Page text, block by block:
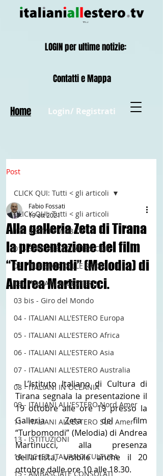
Login/ Registrati
Contatti e Mappa
Home
LOGIN per ultime notizie:
Post
CLICK QUI: Tutti < gli articoli
12 - IESTV.TV WEB TV
01 - SPECIALE COMITES CGIE
02 - TURISMO DELLE RADICI
03 - ITALIANI ALL'ESTERO
03 bis - Giro del Mondo
04 - ITALIANI ALL'ESTERO Europa
05 - ITALIANI ALL'ESTERO Africa
06 - ITALIANI ALL'ESTERO Asia
07 - ITALIANI ALL'ESTERO Australia
08 - ITALIANI IN OCEANIA
09 - ITALIANI ALL'ESTERO Nord Amer
11 - ITALIANI ALL'ESTERO Sud Amer
13 - ISTITUZIONI
14 - IIC IST. ITALIANO CULTURA
15 - AMBASCIATE CONSOLATI
CLICK QUI: Tutti < gli articoli
Alla galleria Zeta di Tirana
la presentazione del film
“Turbomondi” (Melodia) di
Andrea Martinucci.
Fabio Fossati
19 ott 2021
– L’Istituto Italiano di Cultura di
Tirana segnala la presentazione il
19 ottobre alle ore 19 presso la
Galleria Zeta del film
“Turbomondi” (Melodia) di Andrea
Martinucci, alla presenza
dell’artista, visibile anche il 20
ottobre dalle ore 10 alle 18.30.